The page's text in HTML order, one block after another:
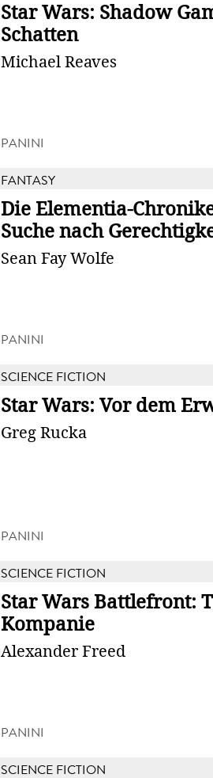
Star Wars: Shadow
Schatten
Michael Reaves
PANINI
FANTASY
Die Elementia-
Suche nach
Sean Fay Wolfe
PANINI
SCIENCE FICTION
Star Wars: Vor dem
Greg Rucka
PANINI
SCIENCE FICTION
Star Wars Battlefront:
Kompanie
Alexander Freed
PANINI
SCIENCE FICTION